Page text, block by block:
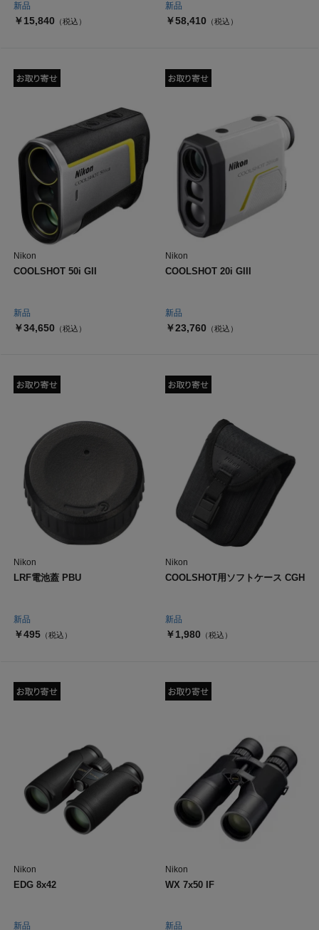
新品
￥15,840 （税込）
新品
￥58,410 （税込）
新品
Nikon
COOLSHOT 50i GII
￥34,650 （税込）
新品
Nikon
COOLSHOT 20i GIII
￥23,760 （税込）
新品
Nikon
LRF電池蓋 PBU
￥495 （税込）
新品
Nikon
COOLSHOT用ソフトケース CGH
￥1,980 （税込）
新品
Nikon
EDG 8x42
新品
Nikon
WX 7x50 IF